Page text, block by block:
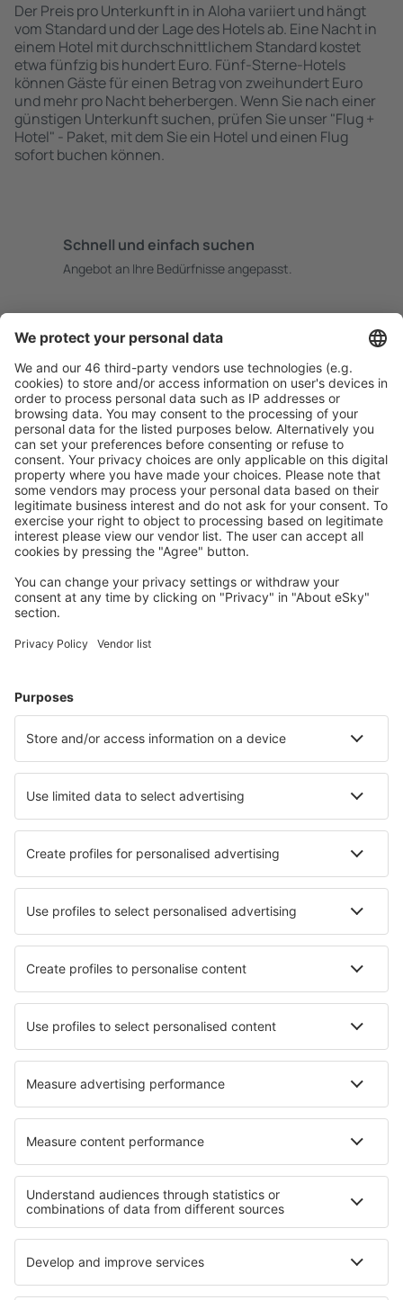
Der Preis pro Unterkunft in in Aloha variiert und hängt
vom Standard und der Lage des Hotels ab. Eine Nacht in
einem Hotel mit durchschnittlichem Standard kostet
etwa fünfzig bis hundert Euro. Fünf-Sterne-Hotels
können Gäste für einen Betrag von zweihundert Euro
und mehr pro Nacht beherbergen. Wenn Sie nach einer
günstigen Unterkunft suchen, prüfen Sie unser "Flug +
Hotel" - Paket, mit dem Sie ein Hotel und einen Flug
sofort buchen können.
Schnell und einfach suchen
Angebot an Ihre Bedürfnisse angepasst.
Buchen ohne Sorgen mit einer kostenlosen
Stornierungsoption.
Mehr sparen
Attraktive Preise und Spezialangebote für eingeloggte
Benutzer.
Unterkünfte, die Sie mögen
Wählen Sie aus über 1,3 Millionen Unterkünften: Hotels,
Hütten, Apartments und andere.
Meist gesuchte Hotels von eSky-Nutzern
Hotels in USA - Beliebte Städte
Hotels in Davenport Hotels in Kissimmee
Hotels in Tampa Hotels in Dillon
Hotels in Mount Pleasant Hotels in Lincoln City
Die besten Hotels - Städte
Hotels in Lézignan-Corbières Hotels in Teziutlan
Hotels Kirchanschoring Hotels Caccuri
Hotels in Moraviantown Hotels in Tejina
Hotels Petrovice (Usti nad Labem) Hotels in De Winton
Die besten Hotels - Regionen
Hotels in Great Sand Dunes National Park Hotels auf Hawaii
Hotels auf Oahu Hotels in Everglades
Hotels im Yosemite-Nationalpark Hotels Socotra
Hotels in Costa Tropical Hotels in Attica